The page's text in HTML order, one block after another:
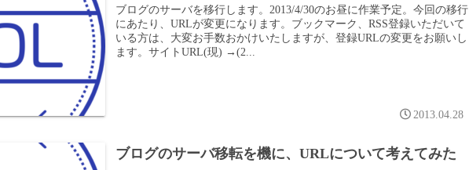
ブログのサーバを移行します。2013/4/30のお昼に作業予定。今回の移行
にあたり、URLが変更になります。ブックマーク、RSS登録いただいて
いる方は、大変お手数おかけいたしますが、登録URLの変更をお願いし
ます。サイトURL(現) →(2...
2013.04.28
ブログのサーバ移転を機に、URLについて考えてみた